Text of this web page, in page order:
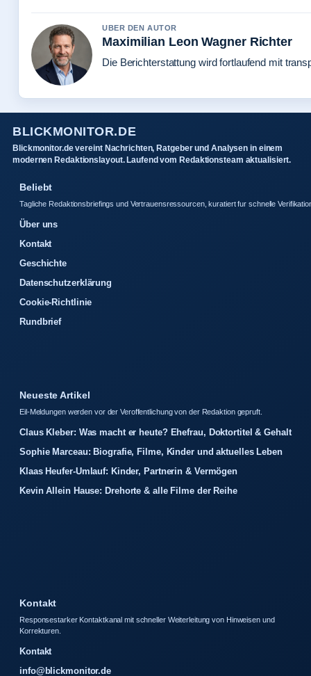
UBER DEN AUTOR
Maximilian Leon Wagner Richter
Die Berichterstattung wird fortlaufend mit
BLICKMONITOR.DE
Blickmonitor.de vereint Nachrichten, Ratgeber und Analysen in einem
modernen Redaktionslayout. Laufend vom Redaktionsteam aktualisiert.
Beliebt
Tagliche Redaktionsbriefings und Vertrauensressourcen, kuratiert fur schnelle
Über uns
Kontakt
Geschichte
Datenschutzerklärung
Cookie-Richtlinie
Rundbrief
Neueste Artikel
Eil-Meldungen werden vor der Veroffentlichung von der Redaktion gepruft.
Claus Kleber: Was macht er heute? Ehefrau, Doktortitel & Gehalt
Sophie Marceau: Biografie, Filme, Kinder und aktuelles Leben
Klaas Heufer-Umlauf: Kinder, Partnerin & Vermögen
Kevin Allein Hause: Drehorte & alle Filme der Reihe
Kontakt
Responsestarker Kontaktkanal mit schneller Weiterleitung von Hinweisen und
Korrekturen.
Kontakt
info@blickmonitor.de